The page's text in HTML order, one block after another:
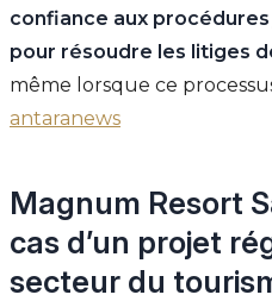
confiance aux
pour résoudre les litiges
même lorsque ce
antaranews
Magnum Resort
cas d’un projet
secteur du